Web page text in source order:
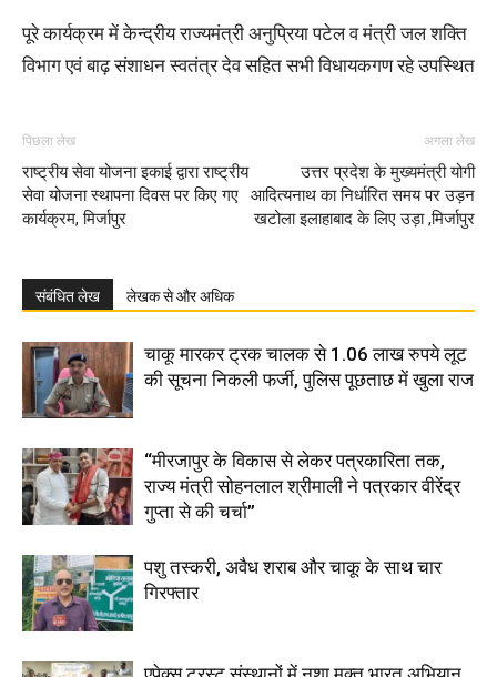
पूरे कार्यक्रम में केन्द्रीय राज्यमंत्री अनुप्रिया पटेल व मंत्री जल शक्ति
विभाग एवं बाढ़ संशाधन स्वतंत्र देव सहित सभी विधायकगण रहे उपस्थित
पिछला लेख
राष्ट्रीय सेवा योजना इकाई द्वारा राष्ट्रीय
सेवा योजना स्थापना दिवस पर किए गए
कार्यक्रम, मिर्जापुर
अगला लेख
उत्तर प्रदेश के मुख्यमंत्री योगी
आदित्यनाथ का निर्धारित समय पर उड़न
खटोला इलाहाबाद के लिए उड़ा ,मिर्जापुर
संबंधित लेख लेखक से और अधिक
चाकू मारकर ट्रक चालक से 1.06 लाख रुपये लूट
की सूचना निकली फर्जी, पुलिस पूछताछ में खुला राज
“मीरजापुर के विकास से लेकर पत्रकारिता तक,
राज्य मंत्री सोहनलाल श्रीमाली ने पत्रकार वीरेंद्र
गुप्ता से की चर्चा”
पशु तस्करी, अवैध शराब और चाकू के साथ चार
गिरफ्तार